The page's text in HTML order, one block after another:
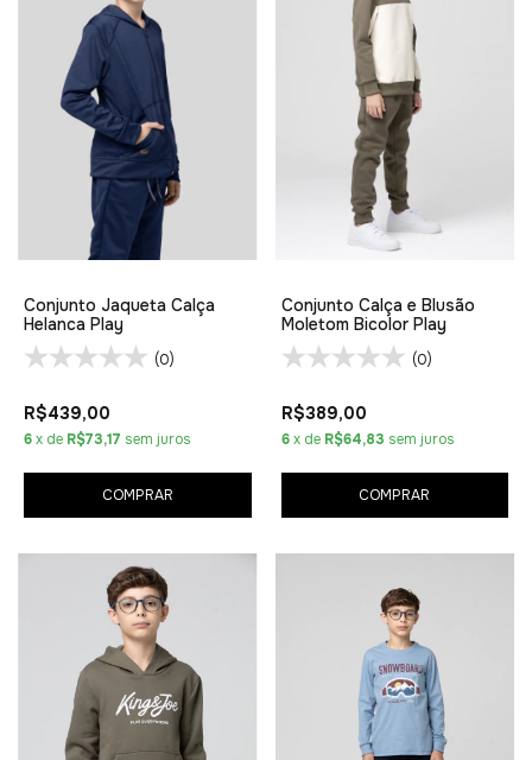
Conjunto Jaqueta Calça
Helanca Play
(0)
R$439,00
6x de R$73,17 sem juros
COMPRAR
Conjunto Calça e Blusão
Moletom Bicolor Play
(0)
R$389,00
6 x de R$64,83 sem juros
COMPRAR